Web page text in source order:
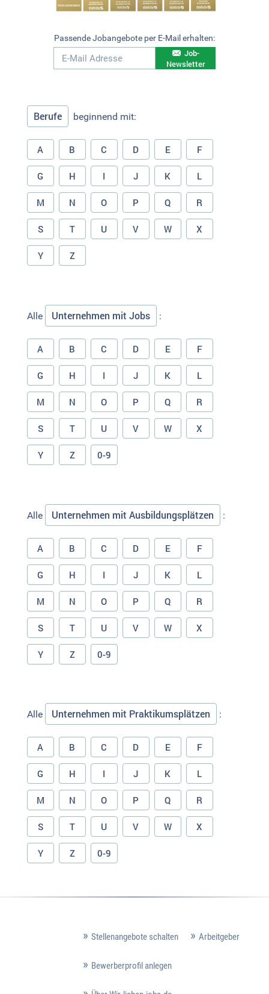
Passende Jobangebote per E-Mail erhalten:
Job-
Newsletter
Berufe beginnend mit:
A B C D E F
G H I J K L
M N O P Q R
S T U V W X
Y Z
Alle Unternehmen mit Jobs :
A B C D E F
G H I J K L
M N O P Q R
S T U V W X
Y Z 0-9
Alle Unternehmen mit Ausbildungsplätzen :
A B C D E F
G H I J K L
M N O P Q R
S T U V W X
Y Z 0-9
Alle Unternehmen mit Praktikumsplätzen :
A B C D E F
G H I J K L
M N O P Q R
S T U V W X
Y Z 0-9
Stellenangebote schalten Arbeitgeber
Bewerberprofil anlegen